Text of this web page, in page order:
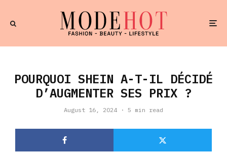
POURQUOI SHEIN A-T-IL DÉCIDÉ
D’AUGMENTER SES PRIX ?
August 16, 2024 · 5 min read